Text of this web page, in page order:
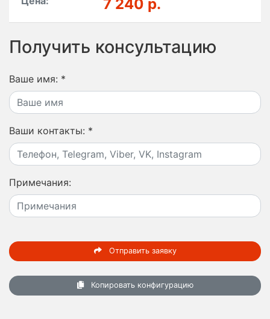
7 240 р.
Получить консультацию
Ваше имя: *
Ваши контакты: *
Примечания:
Отправить заявку
Копировать конфигурацию